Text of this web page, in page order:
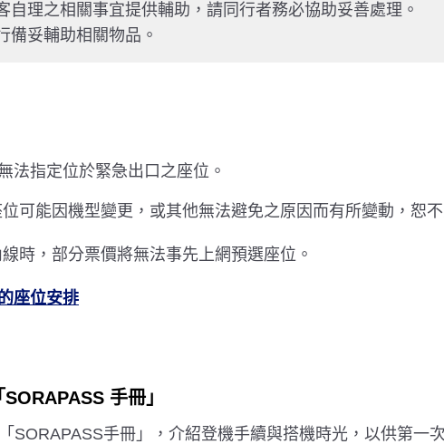
自理之相關事宜提供輔助，請同行者務必協助妥善處理。
備妥輔助相關物品。
法指定位於緊急出口之座位。
可能因機型變更，或其他無法避免之原因而有所變動，恕不
時，部分票價將無法事先上網預選座位。
座位安排
手冊」
SORAPASS手冊」，介紹登機手續與搭機時光，以供第